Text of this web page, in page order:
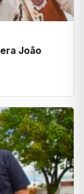
João